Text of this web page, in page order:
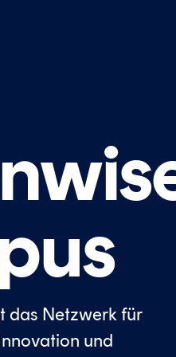
das Netzwerk für
und